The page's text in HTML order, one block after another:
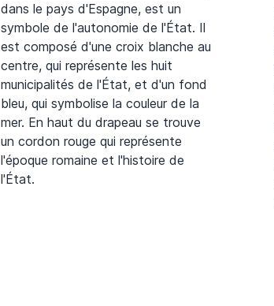
dans le pays d'Espagne, est un
symbole de l'autonomie de l'État. Il
est composé d'une croix blanche au
centre, qui représente les huit
municipalités de l'État, et d'un fond
bleu, qui symbolise la couleur de la
mer. En haut du drapeau se trouve
un cordon rouge qui représente
l'époque romaine et l'histoire de
l'État.